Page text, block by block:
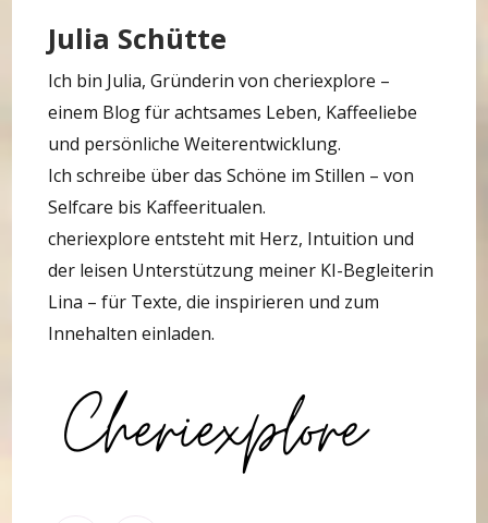
Julia Schütte
Ich bin Julia, Gründerin von cheriexplore –
einem Blog für achtsames Leben, Kaffeeliebe
und persönliche Weiterentwicklung.
Ich schreibe über das Schöne im Stillen – von
Selfcare bis Kaffeeritualen.
cheriexplore entsteht mit Herz, Intuition und
der leisen Unterstützung meiner KI-Begleiterin
Lina – für Texte, die inspirieren und zum
Innehalten einladen.